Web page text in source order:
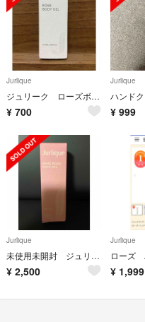
Jurlique
ジュリーク ローズボディオイル 10ml
¥ 700
Jurlique
¥ 999
Jurlique
未使用未開封 ジュリーク ＲＯフェイスオイル 30ml
¥ 2,500
Jurlique
¥ 1,999